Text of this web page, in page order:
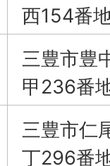
西154番
三豊市豊
甲236番
三豊市仁
丁296番